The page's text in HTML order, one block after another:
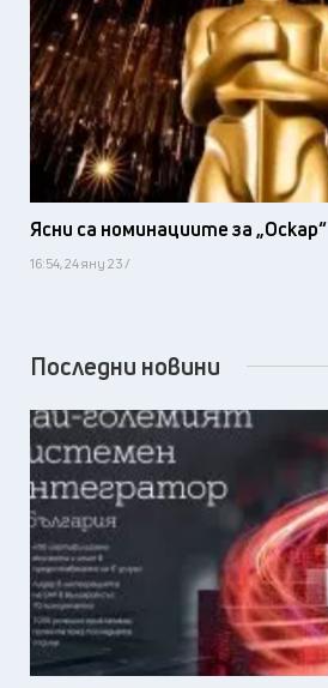
Ясни са номинациите за „Оскар“
16:54, 24 яну 23 /
Последни новини